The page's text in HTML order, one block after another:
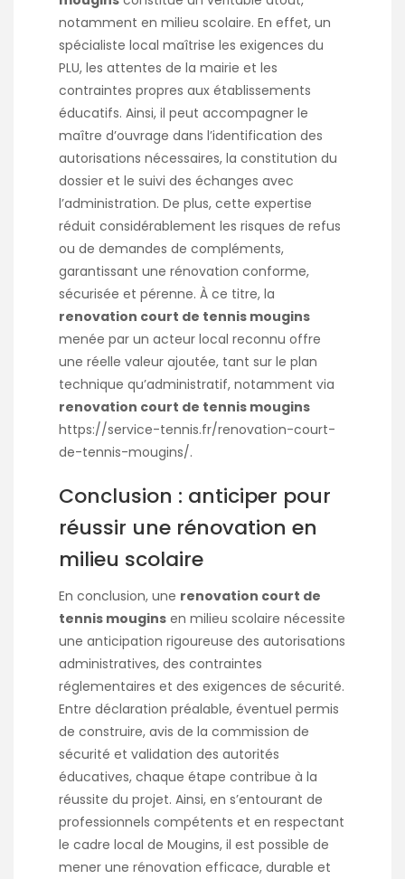
notamment en milieu scolaire. En effet, un
spécialiste local maîtrise les exigences du
PLU, les attentes de la mairie et les
contraintes propres aux établissements
éducatifs. Ainsi, il peut accompagner le
maître d’ouvrage dans l’identification des
autorisations nécessaires, la constitution du
dossier et le suivi des échanges avec
l’administration. De plus, cette expertise
réduit considérablement les risques de refus
ou de demandes de compléments,
garantissant une rénovation conforme,
sécurisée et pérenne. À ce titre, la
renovation court de tennis mougins
menée par un acteur local reconnu offre
une réelle valeur ajoutée, tant sur le plan
technique qu’administratif, notamment via
renovation court de tennis mougins
https://service-tennis.fr/renovation-court-
de-tennis-mougins/.
Conclusion : anticiper pour
réussir une rénovation en
milieu scolaire
En conclusion, une renovation court de
tennis mougins en milieu scolaire nécessite
une anticipation rigoureuse des autorisations
administratives, des contraintes
réglementaires et des exigences de sécurité.
Entre déclaration préalable, éventuel permis
de construire, avis de la commission de
sécurité et validation des autorités
éducatives, chaque étape contribue à la
réussite du projet. Ainsi, en s’entourant de
professionnels compétents et en respectant
le cadre local de Mougins, il est possible de
mener une rénovation efficace, durable et